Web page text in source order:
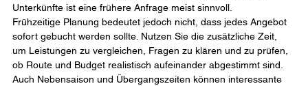
Unterkünfte ist eine frühere Anfrage meist sinnvoll.
Frühzeitige Planung bedeutet jedoch nicht, dass jedes Angebot
sofort gebucht werden sollte. Nutzen Sie die zusätzliche Zeit,
um Leistungen zu vergleichen, Fragen zu klären und zu prüfen,
ob Route und Budget realistisch aufeinander abgestimmt sind.
Auch Nebensaison und Übergangszeiten können interessante